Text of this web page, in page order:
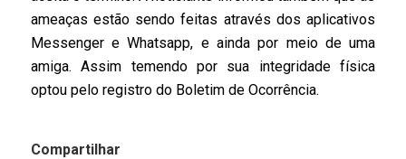
ameaças estão sendo feitas através dos aplicativos
Messenger e Whatsapp, e ainda por meio de uma
amiga. Assim temendo por sua integridade física
optou pelo registro do Boletim de Ocorrência.
Compartilhar